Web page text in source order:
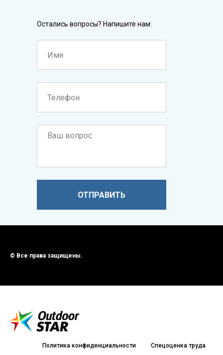
ОТПРАВИТЬ
Остались вопросы? Напишите нам:
© Все права защищены.
Политика конфиденциальности Спецоценка труда